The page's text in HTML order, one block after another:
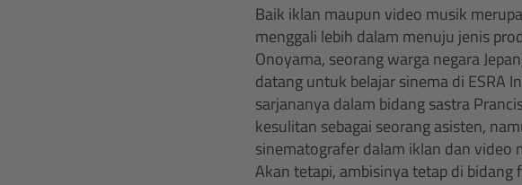
Baik iklan maupun video musik
menggali lebih dalam menuju jenis
Onoyama, seorang warga negara
datang untuk belajar sinema di ESRA
sarjananya dalam bidang sastra
kesulitan sebagai seorang asisten,
sinematografer dalam iklan dan video
Akan tetapi, ambisinya tetap di bidang